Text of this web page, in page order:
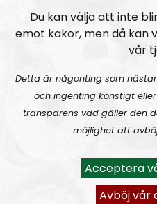
audience. Through
episodes we will dive
Socialism has to offer in
The format is not set in
subject to change, the
the political direction of
Movement but the
the hosts and guests are
Permanent hosts:
Du kan välja att inte
emot kakor, men då kan
vår
Detta är någonting som
och ingenting konstigt
transparens vad gäller den
möjlighet att
Acceptera
Avböj vår